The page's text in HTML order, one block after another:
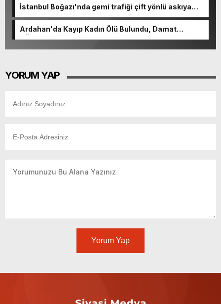
İstanbul Boğazı'nda gemi trafiği çift yönlü askıya
Ardahan'da Kayıp Kadın Ölü Bulundu, Damat
Gözaltında
YORUM YAP
Yorum Yap